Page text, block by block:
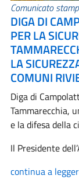
Comunicato
DIGA DI
PER LA
LA
COMUNI
Diga di
Tammarecchia,
e la difesa della
Il Presidente
continua a